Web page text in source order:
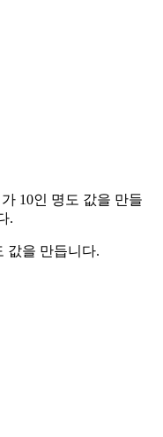
10인 명도 값을 만들
.
값을 만듭니다.